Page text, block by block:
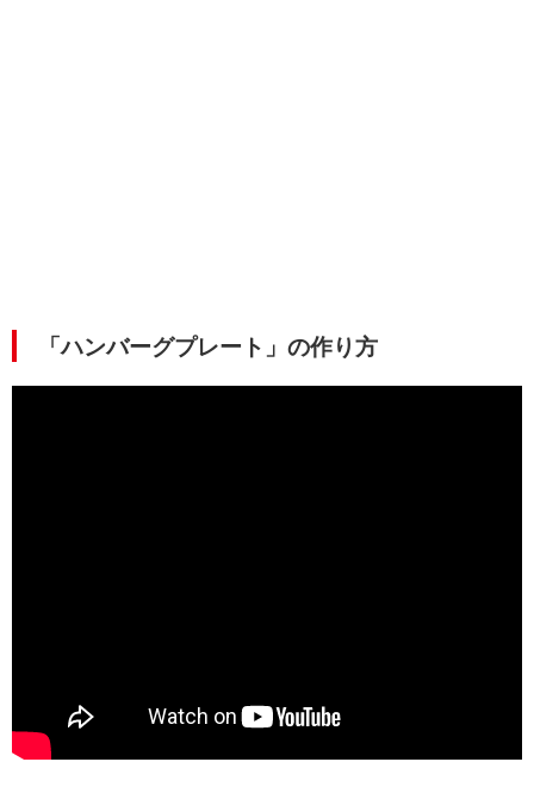
「ハンバーグプレート」の作り方